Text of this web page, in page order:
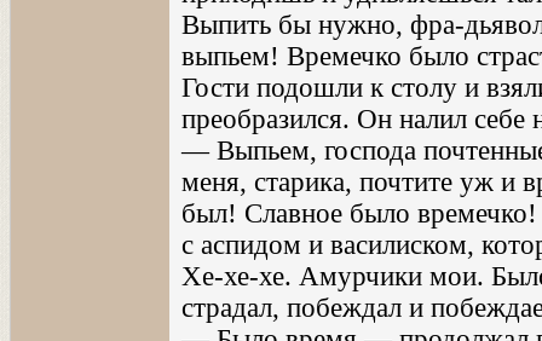
Выпить бы нужно, фра-
выпьем! Времечко было
Гости подошли к столу и
преобразился. Он налил себе
— Выпьем, господа
меня, старика, почтите уж и
был! Славное было времечко!
с аспидом и василиском,
Хе-хе-хе. Амурчики мои.
страдал, побеждал и